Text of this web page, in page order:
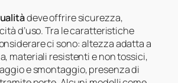
deve offrire sicurezza,
d’uso. Tra le caratteristiche
ci sono: altezza adatta a
materiali resistenti e non tossici,
e smontaggio, presenza di